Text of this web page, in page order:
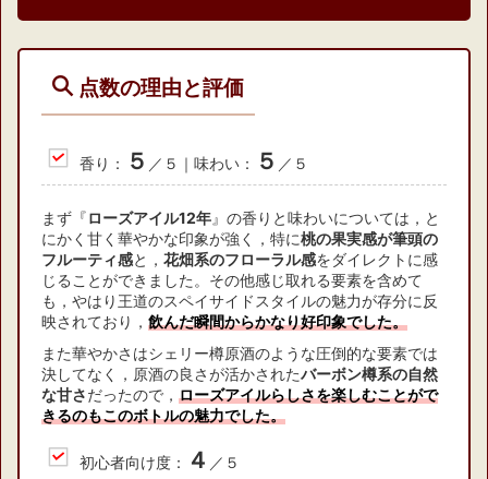
点数の理由と評価
香り： ５ ／５｜味わい： ５ ／５
まず『ローズアイル12年』の香りと味わいについては，と
にかく甘く華やかな印象が強く，特に桃の果実感が筆頭の
フルーティ感と， 花畑系のフローラル感をダイレクトに感
じることができました。その他感じ取れる要素を含めて
も，やはり王道のスペイサイドスタイルの魅力が存分に反
映されており， 飲んだ瞬間からかなり好印象でした。
また華やかさはシェリー樽原酒のような圧倒的な要素では
決してなく，原酒の良さが活かされたバーボン樽系の自然
な甘さだったので， ローズアイルらしさを楽しむことがで
きるのもこのボトルの魅力でした。
初心者向け度： ４ ／５